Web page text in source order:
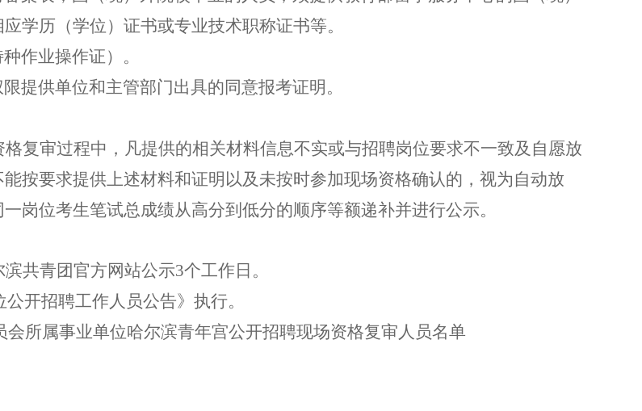
学历（学位）证书或专业技术职称证书等。
作业操作证） 。
提供单位和主管部门出具的同意报考证明。
复审过程中，凡提供的相关材料信息不实或与招聘岗位要求不一致及自愿放
按要求提供上述材料和证明以及未按时参加现场资格确认的，视为自动放
岗位考生笔试总成绩从高分到低分的顺序等额递补并进行公示。
共青团官方网站公示3个工作日。
开招聘工作人员公告》执行。
所属事业单位哈尔滨青年宫公开招聘现场资格复审人员名单